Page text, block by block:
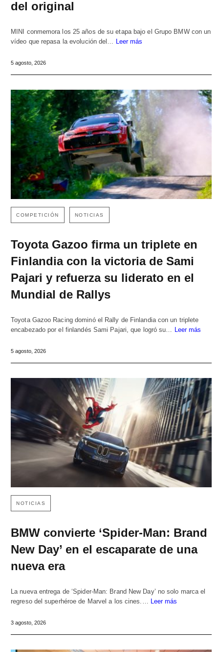
del original
MINI conmemora los 25 años de su etapa bajo el Grupo BMW con un
vídeo que repasa la evolución del… Leer más
5 agosto, 2026
COMPETICIÓN NOTICIAS
Toyota Gazoo firma un triplete en
Finlandia con la victoria de Sami
Pajari y refuerza su liderato en el
Mundial de Rallys
Toyota Gazoo Racing dominó el Rally de Finlandia con un triplete
encabezado por el finlandés Sami Pajari, que logró su…
Leer más
5 agosto, 2026
NOTICIAS
BMW convierte ‘Spider-Man: Brand
New Day’ en el escaparate de una
nueva era
La nueva entrega de ‘Spider-Man: Brand New Day’ no solo marca el
regreso del superhéroe de Marvel a los cines.… Leer más
3 agosto, 2026